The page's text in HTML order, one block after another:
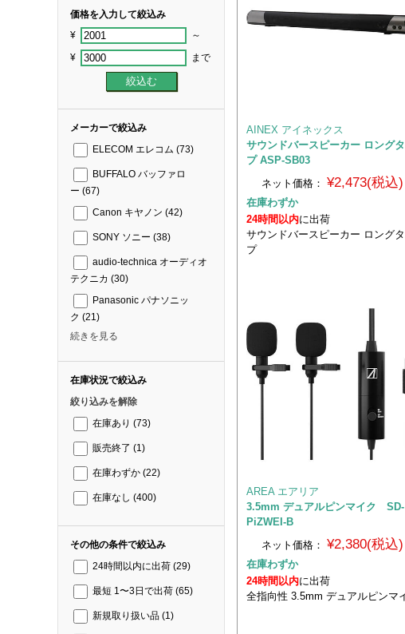
価格を入力して絞込み
¥ ～
¥ まで
メーカーで絞込み
ELECOM エレコム (73)
BUFFALO バッファロ
ー (67)
Canon キヤノン (42)
SONY ソニー (38)
audio-technica オーディオ
テクニカ (30)
Panasonic パナソニッ
ク (21)
続きを見る
在庫状況で絞込み
絞り込みを解除
在庫あり (73)
販売終了 (1)
在庫わずか (22)
在庫なし (400)
その他の条件で絞込み
24時間以内に出荷 (29)
最短 1〜3日で出荷 (65)
新規取り扱い品 (1)
AINEX アイネックス
サウンドバースピーカー ロング
プ ASP-SB03
ネット価格： ¥2,473(税込)
在庫わずか
24時間以内に出荷
サウンドバースピーカー ロング
プ
AREA エアリア
3.5mm デュアルピンマイク SD-
PiZWEI-B
ネット価格： ¥2,380(税込)
在庫わずか
24時間以内に出荷
全指向性 3.5mm デュアルピンマ